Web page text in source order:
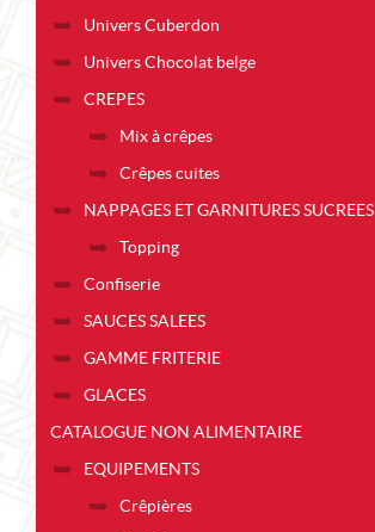
Univers Cuberdon
Univers Chocolat belge
CREPES
Mix à crêpes
Crêpes cuites
NAPPAGES ET GARNITURES SUCREES
Topping
Confiserie
SAUCES SALEES
GAMME FRITERIE
GLACES
CATALOGUE NON ALIMENTAIRE
EQUIPEMENTS
Crêpières